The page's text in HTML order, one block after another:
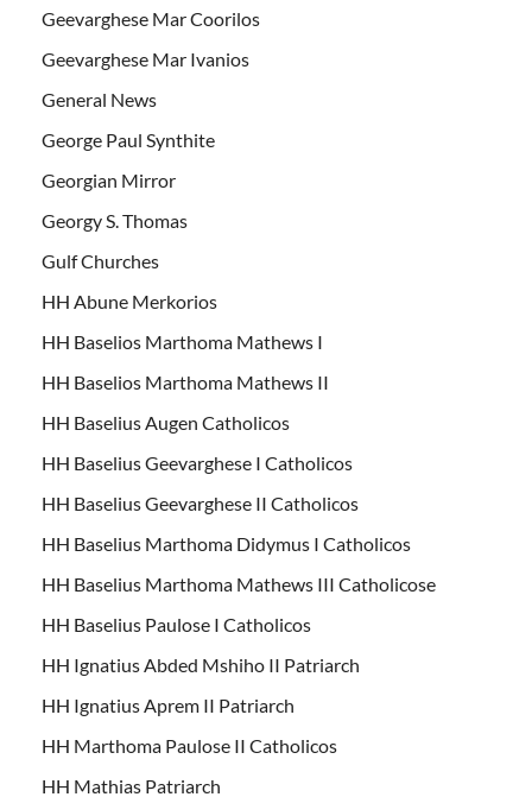
Geevarghese Mar Coorilos
Geevarghese Mar Ivanios
General News
George Paul Synthite
Georgian Mirror
Georgy S. Thomas
Gulf Churches
HH Abune Merkorios
HH Baselios Marthoma Mathews I
HH Baselios Marthoma Mathews II
HH Baselius Augen Catholicos
HH Baselius Geevarghese I Catholicos
HH Baselius Geevarghese II Catholicos
HH Baselius Marthoma Didymus I Catholicos
HH Baselius Marthoma Mathews III Catholicose
HH Baselius Paulose I Catholicos
HH Ignatius Abded Mshiho II Patriarch
HH Ignatius Aprem II Patriarch
HH Marthoma Paulose II Catholicos
HH Mathias Patriarch